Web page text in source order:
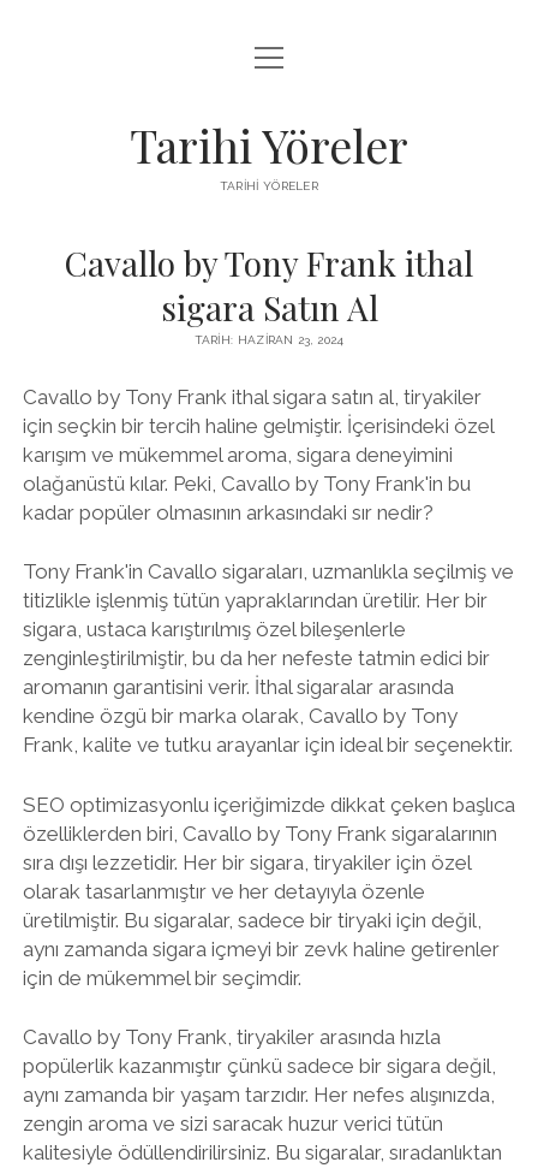
LISTE
ÜCRETSIZ ŞIFRESIZ INSTAGRAM BEĞENI HILESI
menüyü
aç
Tarihi Yöreler
TARIHI YÖRELER
Cavallo by Tony Frank ithal
sigara Satın Al
TARIH: HAZIRAN 23, 2024
Cavallo by Tony Frank ithal sigara satın al, tiryakiler
için seçkin bir tercih haline gelmiştir. İçerisindeki özel
karışım ve mükemmel aroma, sigara deneyimini
olağanüstü kılar. Peki, Cavallo by Tony Frank'in bu
kadar popüler olmasının arkasındaki sır nedir?
Tony Frank'in Cavallo sigaraları, uzmanlıkla seçilmiş ve
titizlikle işlenmiş tütün yapraklarından üretilir. Her bir
sigara, ustaca karıştırılmış özel bileşenlerle
zenginleştirilmiştir, bu da her nefeste tatmin edici bir
aromanın garantisini verir. İthal sigaralar arasında
kendine özgü bir marka olarak, Cavallo by Tony
Frank, kalite ve tutku arayanlar için ideal bir seçenektir.
SEO optimizasyonlu içeriğimizde dikkat çeken başlıca
özelliklerden biri, Cavallo by Tony Frank sigaralarının
sıra dışı lezzetidir. Her bir sigara, tiryakiler için özel
olarak tasarlanmıştır ve her detayıyla özenle
üretilmiştir. Bu sigaralar, sadece bir tiryaki için değil,
aynı zamanda sigara içmeyi bir zevk haline getirenler
için de mükemmel bir seçimdir.
Cavallo by Tony Frank, tiryakiler arasında hızla
popülerlik kazanmıştır çünkü sadece bir sigara değil,
aynı zamanda bir yaşam tarzıdır. Her nefes alışınızda,
zengin aroma ve sizi saracak huzur verici tütün
kalitesiyle ödüllendirilirsiniz. Bu sigaralar, sıradanlıktan